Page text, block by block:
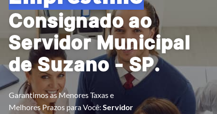
Consignado ao
Servidor Municipal
de Suzano - SP.
Garantimos as Menores Taxas e
Melhores Prazos para Você: Servidor